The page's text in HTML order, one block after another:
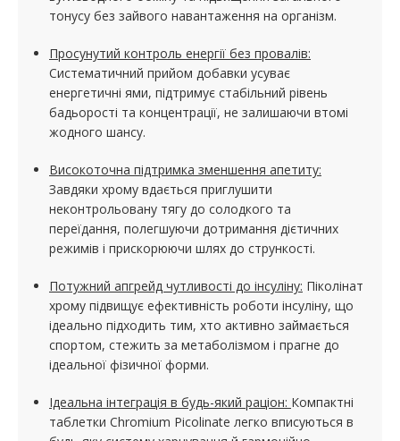
тонусу без зайвого навантаження на організм.
Просунутий контроль енергії без провалів:
Систематичний прийом добавки усуває
енергетичні ями, підтримує стабільний рівень
бадьорості та концентрації, не залишаючи втомі
жодного шансу.
Високоточна підтримка зменшення апетиту:
Завдяки хрому вдається приглушити
неконтрольовану тягу до солодкого та
переїдання, полегшуючи дотримання дієтичних
режимів і прискорюючи шлях до стрункості.
Потужний апгрейд чутливості до інсуліну: Піколінат
хрому підвищує ефективність роботи інсуліну, що
ідеально підходить тим, хто активно займається
спортом, стежить за метаболізмом і прагне до
ідеальної фізичної форми.
Ідеальна інтеграція в будь-який раціон: Компактні
таблетки Chromium Picolinate легко вписуються в